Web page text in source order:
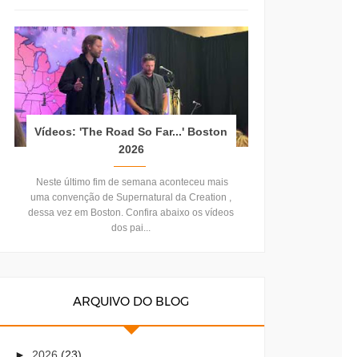
Vídeos: 'The Road So Far...' Boston
2026
Neste último fim de semana aconteceu mais
uma convenção de Supernatural da Creation ,
dessa vez em Boston. Confira abaixo os vídeos
dos pai...
ARQUIVO DO BLOG
► 2026 (23)